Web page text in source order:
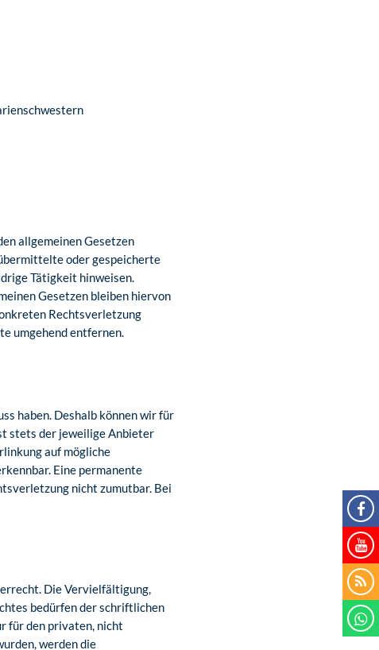
allgemeinen Gesetzen
oder gespeicherte
Tätigkeit hinweisen.
Gesetzen bleiben hiervon
Rechtsverletzung
umgehend entfernen.
haben. Deshalb können wir für
stets der jeweilige Anbieter
auf mögliche
Eine permanente
nicht zumutbar. Bei
Die Vervielfältigung,
bedürfen der schriftlichen
für den privaten, nicht
werden die